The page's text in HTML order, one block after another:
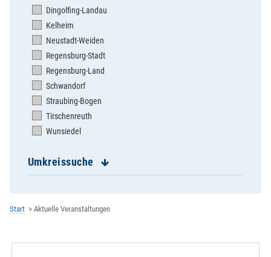
Hl. Geist
Mariä Himmelfahrt Sallern
St. Albertus Magnus
St. Andreas
St. Anton
St. Bonifaz/St. Georg
St. Cäcilia
St. Coloman Harting
St. Emmeram
St. Georg Schwabelweis
Dingolfing-Landau
Kelheim
Neustadt-Weiden
Regensburg-Stadt
Regensburg-Land
Schwandorf
Straubing-Bogen
Tirschenreuth
Wunsiedel
Umkreissuche
Start Aktuelle Veranstaltungen